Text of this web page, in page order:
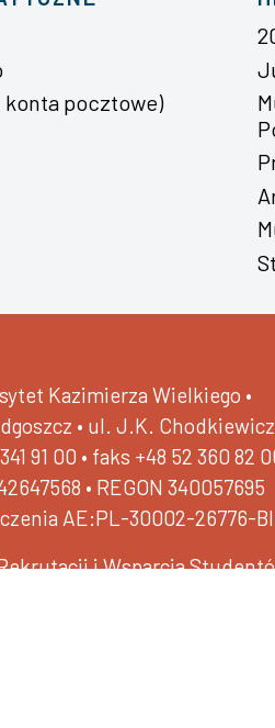
konta pocztowe)
Kazimierza Wielkiego •
• ul. J.K.
91 00 • faks +48 52 360 82
• REGON 340057695
AE:PL-30002-26776-
i Wsparcia